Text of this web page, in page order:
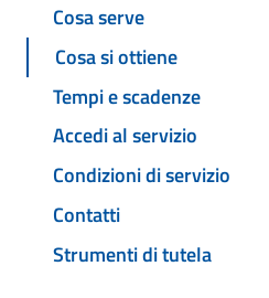
Cosa serve
Cosa si ottiene
Tempi e scadenze
Accedi al servizio
Condizioni di servizio
Contatti
Strumenti di tutela